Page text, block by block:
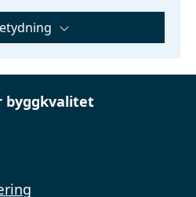
byggkvalitet